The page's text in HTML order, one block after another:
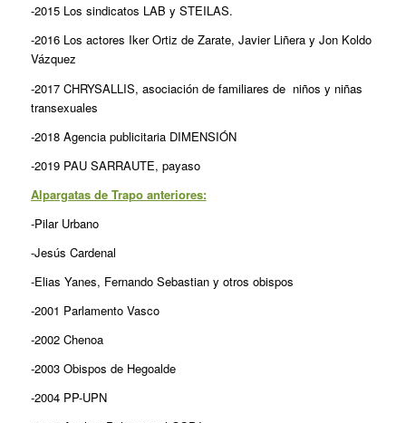
-2015 Los sindicatos LAB y STEILAS.
-2016 Los actores Iker Ortiz de Zarate, Javier Liñera y Jon Koldo
Vázquez
-2017 CHRYSALLIS, asociación de familiares de niños y niñas
transexuales
-2018 Agencia publicitaria DIMENSIÓN
-2019 PAU SARRAUTE, payaso
Alpargatas de Trapo anteriores:
-Pilar Urbano
-Jesús Cardenal
-Elias Yanes, Fernando Sebastian y otros obispos
-2001 Parlamento Vasco
-2002 Chenoa
-2003 Obispos de Hegoalde
-2004 PP-UPN